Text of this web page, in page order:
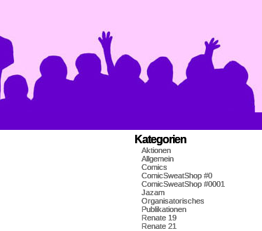
Kategorien
Aktionen
Allgemein
Comics
ComicSweatShop #0
ComicSweatShop #0001
Jazam
Organisatorisches
Publikationen
Renate 19
Renate 21